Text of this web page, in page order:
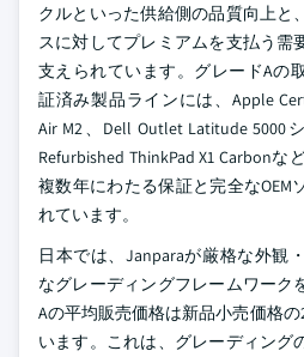
クルといった供給側の品質向上と
スに対してプレミアムを支払う需
支えられています。グレードAの
証済み製品ラインには、Apple
Air M2、Dell Outlet Latitude 5000
Refurbished ThinkPad X1 Carbon
複数年にわたる保証と完全なOEM
れています。
日本では、Janparaが厳格な外観
なグレーディングフレームワーク
Aの平均販売価格は新品小売価格
います。これは、グレーディング